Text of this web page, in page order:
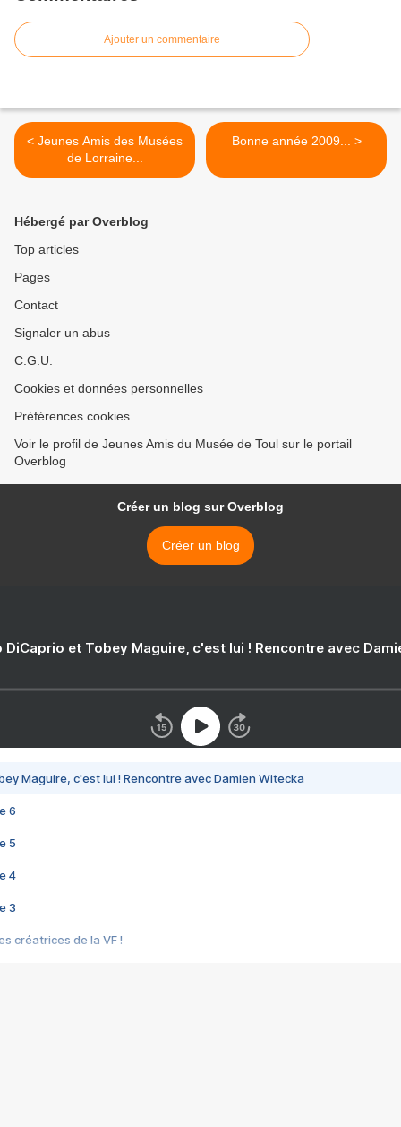
Ajouter un commentaire
< Jeunes Amis des Musées
de Lorraine...
Bonne année 2009... >
Hébergé par Overblog
Top articles
Pages
Contact
Signaler un abus
C.G.U.
Cookies et données personnelles
Préférences cookies
Voir le profil de Jeunes Amis du Musée de Toul sur le portail
Overblog
Créer un blog sur Overblog
Créer un blog
DiCaprio et Tobey Maguire, c'est lui ! Rencontre avec
Maguire, c'est lui ! Rencontre avec Damien Witecka
6
5
4
3
créatrices de la VF !